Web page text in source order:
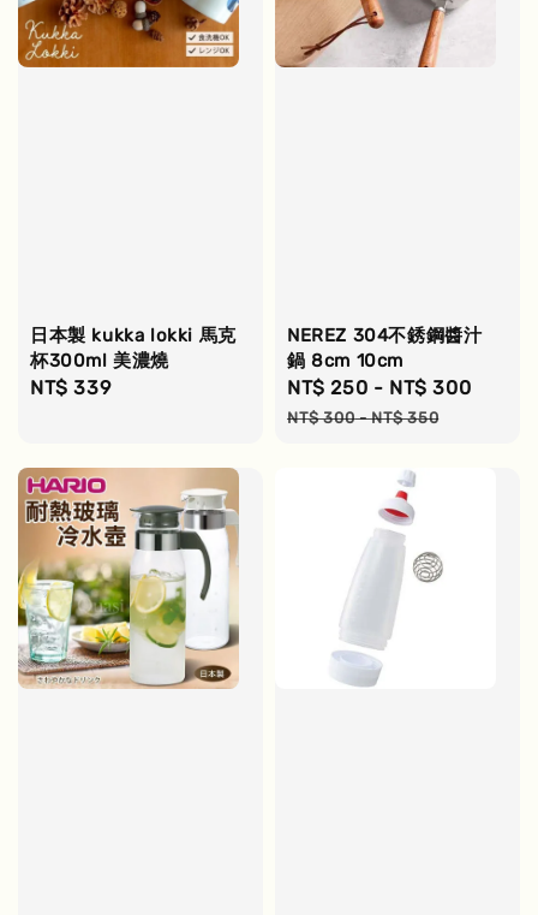
日本製 kukka lokki 馬克
杯300ml 美濃燒
Regular
NT$ 339
NEREZ 304不銹鋼醬汁
鍋 8cm 10cm
Sale
price
NT$ 250 - NT$ 300
NT$ 300-NT$ 350